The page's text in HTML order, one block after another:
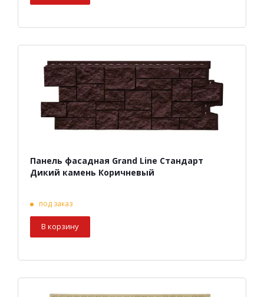
Панель фасадная Grand Line Стандарт
Дикий камень Коричневый
под заказ
В корзину